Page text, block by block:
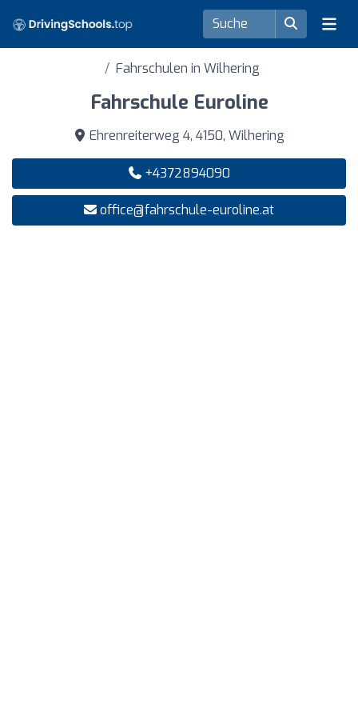
Fahrschulen in Wilhering
Fahrschule Euroline
Ehrenreiterweg 4, 4150, Wilhering
+4372894090
office@fahrschule-euroline.at